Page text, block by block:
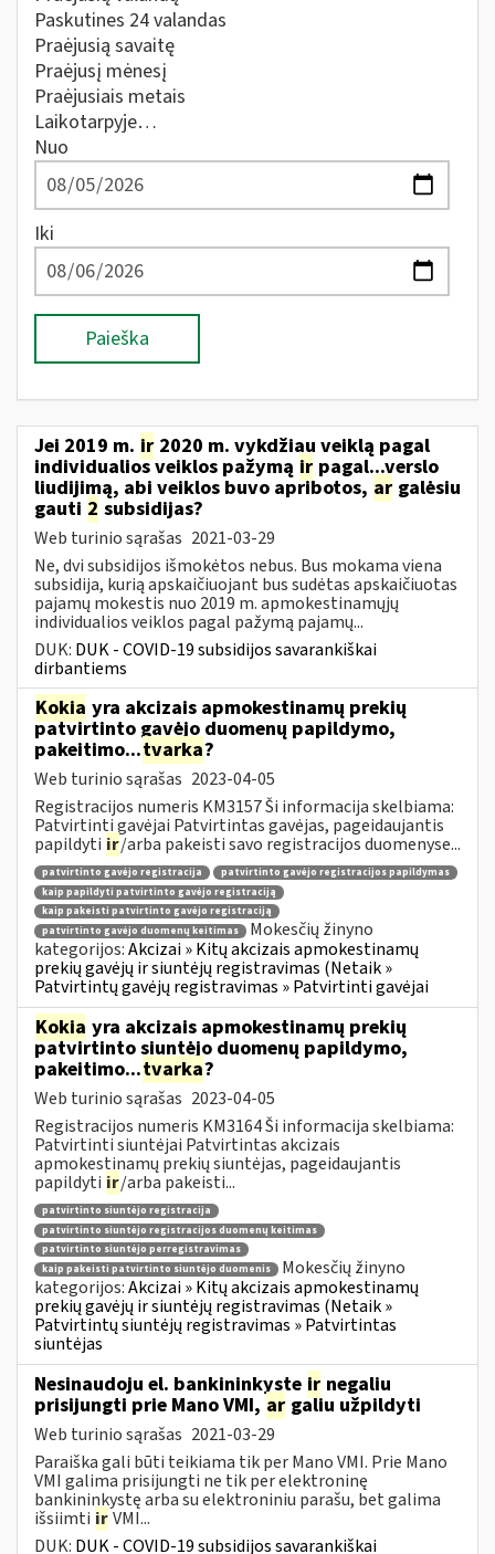
Paskutines 24 valandas
Praėjusią savaitę
Praėjusį mėnesį
Praėjusiais metais
Laikotarpyje…
Nuo
Iki
Paieška
Jei 2019 m. ir 2020 m. vykdžiau veiklą pagal
individualios veiklos pažymą ir pagal...verslo
liudijimą, abi veiklos buvo apribotos, ar galėsiu
gauti 2 subsidijas?
Web turinio sąrašas 2021-03-29
Ne, dvi subsidijos išmokėtos nebus. Bus mokama viena
subsidija, kurią apskaičiuojant bus sudėtas apskaičiuotas
pajamų mokestis nuo 2019 m. apmokestinamųjų
individualios veiklos pagal pažymą pajamų...
DUK: DUK - COVID-19 subsidijos savarankiškai
dirbantiems
Kokia yra akcizais apmokestinamų prekių
patvirtinto gavėjo duomenų papildymo,
pakeitimo...tvarka?
Web turinio sąrašas 2023-04-05
Registracijos numeris KM3157 Ši informacija skelbiama:
Patvirtinti gavėjai Patvirtintas gavėjas, pageidaujantis
papildyti ir/arba pakeisti savo registracijos duomenyse...
patvirtinto gavėjo registracija
patvirtinto gavėjo registracijos papildymas
kaip papildyti patvirtinto gavėjo registraciją
kaip pakeisti patvirtinto gavėjo registraciją
patvirtinto gavėjo duomenų keitimas
Mokesčių žinyno
kategorijos:Akcizai » Kitų akcizais apmokestinamų
prekių gavėjų ir siuntėjų registravimas (Netaik »
Patvirtintų gavėjų registravimas » Patvirtinti gavėjai
Kokia yra akcizais apmokestinamų prekių
patvirtinto siuntėjo duomenų papildymo,
pakeitimo...tvarka?
Web turinio sąrašas 2023-04-05
Registracijos numeris KM3164 Ši informacija skelbiama:
Patvirtinti siuntėjai Patvirtintas akcizais
apmokestinamų prekių siuntėjas, pageidaujantis
papildyti ir/arba pakeisti...
patvirtinto siuntėjo registracija
patvirtinto siuntėjo registracijos duomenų keitimas
patvirtinto siuntėjo perregistravimas
kaip pakeisti patvirtinto siuntėjo duomenis
Mokesčių žinyno
kategorijos:Akcizai » Kitų akcizais apmokestinamų
prekių gavėjų ir siuntėjų registravimas (Netaik »
Patvirtintų siuntėjų registravimas » Patvirtintas
siuntėjas
Nesinaudoju el. bankininkyste ir negaliu
prisijungti prie Mano VMI, ar galiu užpildyti
Web turinio sąrašas 2021-03-29
Paraiška gali būti teikiama tik per Mano VMI. Prie Mano
VMI galima prisijungti ne tik per elektroninę
bankininkystę arba su elektroniniu parašu, bet galima
išsiimti irVMI...
DUK: DUK - COVID-19 subsidijos savarankiškai